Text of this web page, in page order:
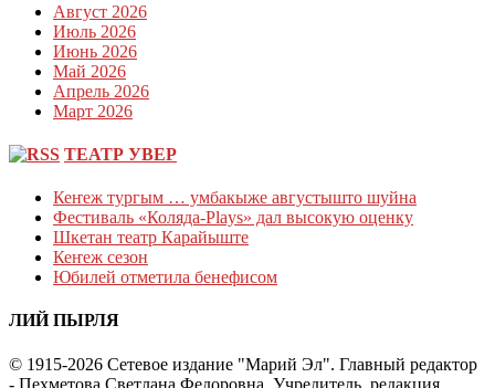
Август 2026
Июль 2026
Июнь 2026
Май 2026
Апрель 2026
Март 2026
ТЕАТР УВЕР
Кеҥеж тургым … умбакыже августышто шуйна
Фестиваль «Коляда-Plays» дал высокую оценку
Шкетан театр Карайыште
Кеҥеж сезон
Юбилей отметила бенефисом
ЛИЙ ПЫРЛЯ
© 1915-2026 Сетевое издание "Марий Эл". Главный редактор
- Пехметова Светлана Федоровна. Учредитель, редакция,